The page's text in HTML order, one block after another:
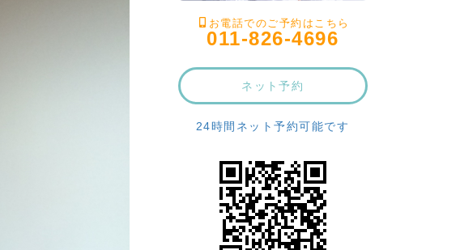
お電話でのご予約はこちら
011-826-4696
ネット予約
24時間ネット予約可能です